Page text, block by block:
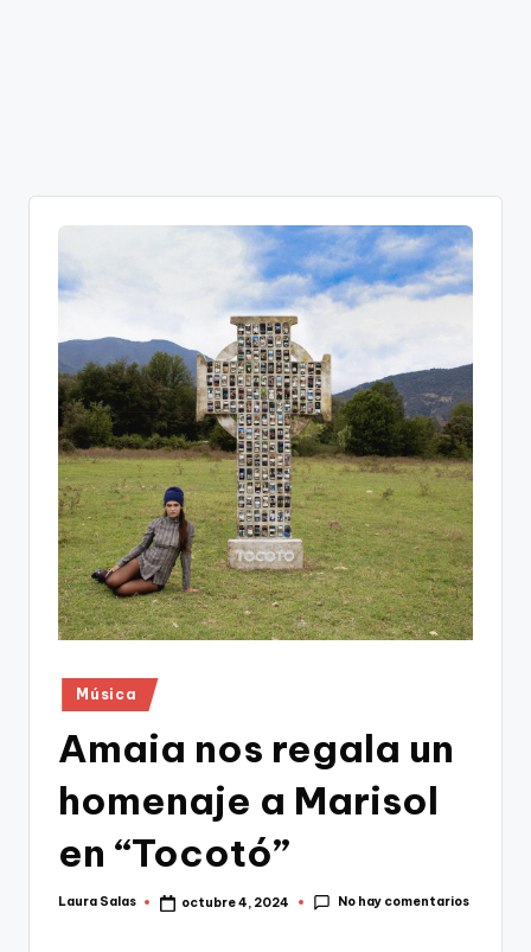
Publicado
en
Música
Amaia nos regala un
homenaje a Marisol
en “Tocotó”
Publicado
Laura Salas octubre 4, 2024 No hay comentarios